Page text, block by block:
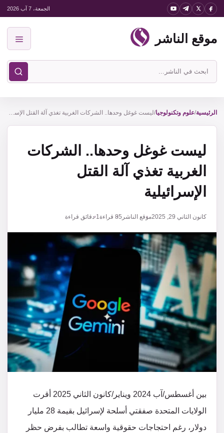
انتقل
المحتوى
الجمعة، 7 آب 2026
موقع الناشر
ابحث
في
الناشر
الرئيسية/علوم وتكنولوجيا/ ليست غوغل وحدها.. الشركات الغربية تغذي آلة القتل الإسرائيلية
ليست غوغل وحدها.. الشركات
الغربية تغذي آلة القتل
الإسرائيلية
كانون الثاني 29, 2025 موقع الناشر 85 قراءة1 دقائق قراءة
بين أغسطس/آب 2024 ويناير/كانون الثاني 2025 أقرت
الولايات المتحدة صفقتي أسلحة لإسرائيل بقيمة 28 مليار
دولار، رغم احتجاجات حقوقية واسعة تطالب بفرض حظر